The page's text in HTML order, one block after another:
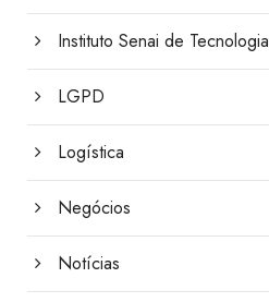
Instituto Senai de Tecnologia
LGPD
Logística
Negócios
Notícias